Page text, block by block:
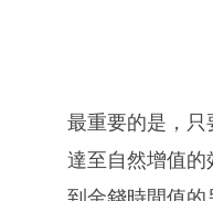
最重要的是，只
達至自然增值